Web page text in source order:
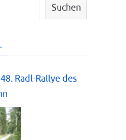
Suchen
Radl-Rallye des